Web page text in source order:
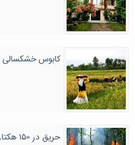
کابوس خشکسالی
حریق در ۱۵۰ هکتار از منابع طبیعی شمال کشور در نوروز